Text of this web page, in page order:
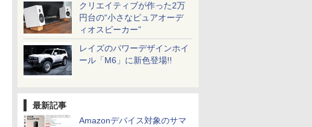
クリエイティブが作った2万
円台の“小さなピュアオーデ
ィオスピーカー”
レイズのパワーデザインホイ
ール「M6」に新色登場!!
最新記事
Amazonデバイス対象のサマ